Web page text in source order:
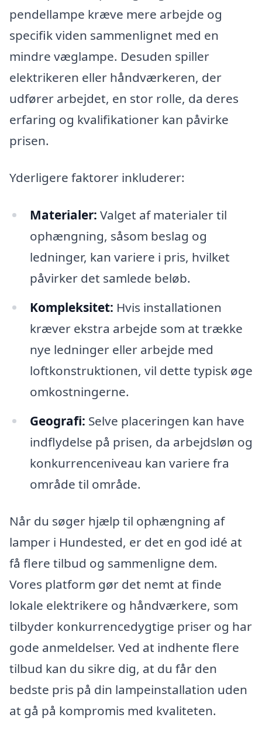
pendellampe kræve mere arbejde og
specifik viden sammenlignet med en
mindre væglampe. Desuden spiller
elektrikeren eller håndværkeren, der
udfører arbejdet, en stor rolle, da deres
erfaring og kvalifikationer kan påvirke
prisen.
Yderligere faktorer inkluderer:
Materialer: Valget af materialer til
ophængning, såsom beslag og
ledninger, kan variere i pris, hvilket
påvirker det samlede beløb.
Kompleksitet: Hvis installationen
kræver ekstra arbejde som at trække
nye ledninger eller arbejde med
loftkonstruktionen, vil dette typisk øge
omkostningerne.
Geografi: Selve placeringen kan have
indflydelse på prisen, da arbejdsløn og
konkurrenceniveau kan variere fra
område til område.
Når du søger hjælp til ophængning af
lamper i Hundested, er det en god idé at
få flere tilbud og sammenligne dem.
Vores platform gør det nemt at finde
lokale elektrikere og håndværkere, som
tilbyder konkurrencedygtige priser og har
gode anmeldelser. Ved at indhente flere
tilbud kan du sikre dig, at du får den
bedste pris på din lampeinstallation uden
at gå på kompromis med kvaliteten.